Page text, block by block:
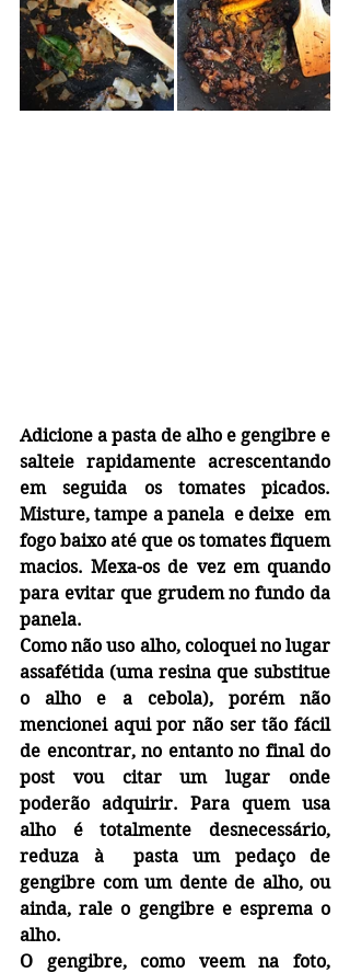
Adicione a pasta de alho e gengibre e
salteie rapidamente acrescentando
em seguida os tomates picados.
Misture, tampe a panela  e deixe  em
fogo baixo até que os tomates fiquem
macios. Mexa-os de vez em quando
para evitar que grudem no fundo da
panela.
Como não uso alho, coloquei no lugar
assafétida (uma resina que substitue
o alho e a cebola), porém não
mencionei aqui por não ser tão fácil
de encontrar, no entanto no final do
post vou citar um lugar onde
poderão adquirir. Para quem usa
alho é totalmente desnecessário,
reduza à  pasta um pedaço de
gengibre com um dente de alho, ou
ainda, rale o gengibre e esprema o
alho.
O gengibre, como veem na foto,